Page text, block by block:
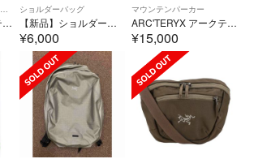
Tシャツ/カットソー(半袖/袖なし)
ARC'TERYX アークテリクス 15556 グレー Astute アスチュート 長袖シャツ S
ショルダーバッグ
【新品】ショルダーバック アークテリクス マンティス2 beams
¥6,000
マウンテンパーカー
ARC'TERYX アークテリクス ベータLT ジャケット L
¥15,000